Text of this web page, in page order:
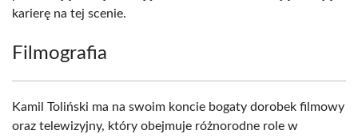
karierę na tej scenie.
Filmografia
Kamil Toliński ma na swoim koncie bogaty dorobek filmowy
oraz telewizyjny, który obejmuje różnorodne role w